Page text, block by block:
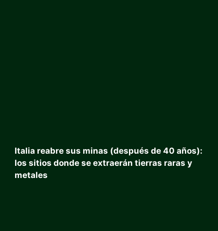
Italia reabre sus minas (después de 40 años):
los sitios donde se extraerán tierras raras y
metales